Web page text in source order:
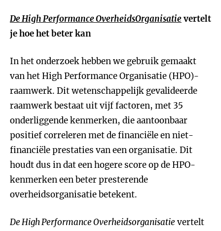
De High Performance OverheidsOrganisatievertelt
je hoe het beter kan
In het onderzoek hebben we gebruik gemaakt
van het High Performance Organisatie (HPO)-
raamwerk. Dit wetenschappelijk gevalideerde
raamwerk bestaat uit vijf factoren, met 35
onderliggende kenmerken, die aantoonbaar
positief correleren met de financiële en niet-
financiële prestaties van een organisatie. Dit
houdt dus in dat een hogere score op de HPO-
kenmerken een beter presterende
overheidsorganisatie betekent.
De High Performance Overheidsorganisatie vertelt